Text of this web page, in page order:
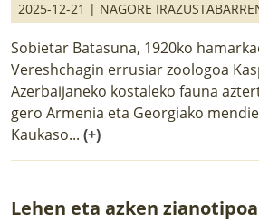
2025-12-21 | NAGORE
Sobietar Batasuna, 1920ko
Vereshchagin errusiar zoologoa
Azerbaijaneko kostaleko fauna
gero Armenia eta Georgiako
Kaukaso... (+)
Lehen eta azken